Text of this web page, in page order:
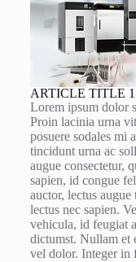
ARTICLE TITLE 1
Lorem ipsum dolor
Proin lacinia urna
posuere sodales mi
tincidunt urna ac
augue consectetur,
sapien, id congue
auctor, lectus
lectus nec sapien.
vehicula, id feugiat
dictumst. Nullam et
vel dolor. Integer in